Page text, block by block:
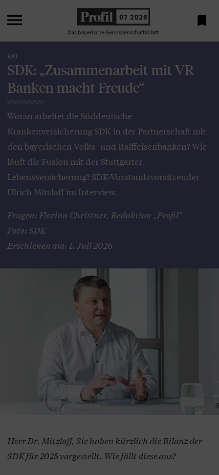
 07 2026
Das bayerische Genossenschaftsblatt

RAT
SDK: „Zusammenarbeit mit VR-
Banken macht Freude“
Woran arbeitet die Süddeutsche
Krankenversicherung SDK in der Partnerschaft mit
den bayerischen Volks- und Raiffeisenbanken? Wie
läuft die Fusion mit der Stuttgarter
Lebensversicherung? SDK-Vorstandsvorsitzender
Ulrich Mitzlaff im Interview.
Fragen: Florian Christner, Redaktion „Profil“
Foto: SDK
Erschienen am: 1. Juli 2026
Herr Dr. Mitzlaff, Sie haben kürzlich die Bilanz der
SDK für 2025 vorgestellt. Wie fällt diese aus?